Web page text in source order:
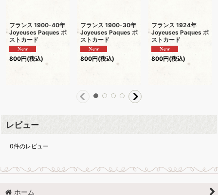
フランス 1900-40年
Joyeuses Paques ポ
ストカード
800円(税込)
フランス 1900-30年
Joyeuses Paques ポ
ストカード
800円(税込)
フランス 1924年
Joyeuses Paques ポ
ストカード
800円(税込)
レビュー
0件のレビュー
ホーム